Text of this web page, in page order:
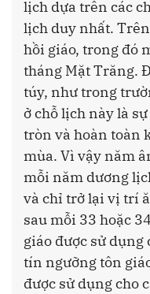
lịch dựa trên các
lịch duy nhất.
hồi giáo, trong đó
tháng Mặt Trăng.
túy, như trong
ở chỗ lịch này là
tròn và hoàn toàn
mùa. Vì vậy năm
mỗi năm dương
và chỉ trở lại vị trí
sau mỗi 33 hoặc
giáo được sử dụng
tín ngưỡng tôn
được sử dụng cho